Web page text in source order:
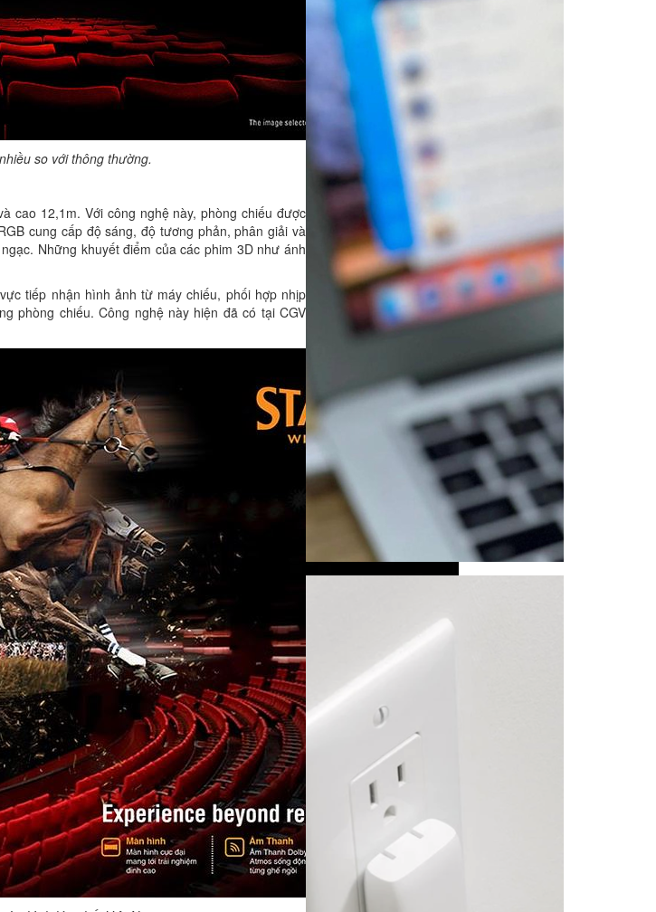
so với thông thường.
cao 12,1m. Với công nghệ này, phòng chiếu được
cung cấp độ sáng, độ tương phản, phân giải và
Những khuyết điểm của các phim 3D như ánh
tiếp nhận hình ảnh từ máy chiếu, phối hợp nhịp
phòng chiếu. Công nghệ này hiện đã có tại CGV